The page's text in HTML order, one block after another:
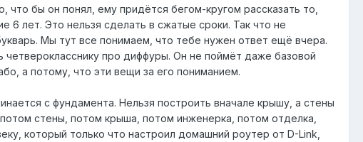
что бы он понял, ему придётся бегом-кругом рассказать то,
6 лет. Это нельзя сделать в сжатые сроки. Так что не
Мы тут все понимаем, что тебе нужен ответ ещё вчера.
четверокласснику про диффуры. Он не поймёт даже базовой
а потому, что эти вещи за его пониманием.
с фундамента. Нельзя построить вначале крышу, а стены
стены, потом крыша, потом инженерка, потом отделка,
который только что настроил домашний роутер от D-Link,